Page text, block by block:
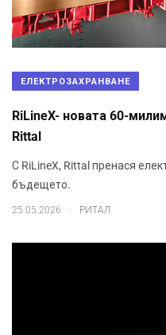
ЕЛЕКТРОЗАХРАНВАНЕ
RiLineX- новата 60-
Rittal
С RiLineX, Rittal пренася
бъдещето.
25.05.2026 . РИТАЛ